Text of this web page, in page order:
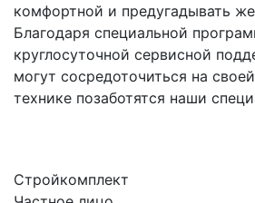
комфортной и предугадывать
Благодаря специальной
круглосуточной сервисной
могут сосредоточиться на
технике позаботятся наши
Стройкомплект